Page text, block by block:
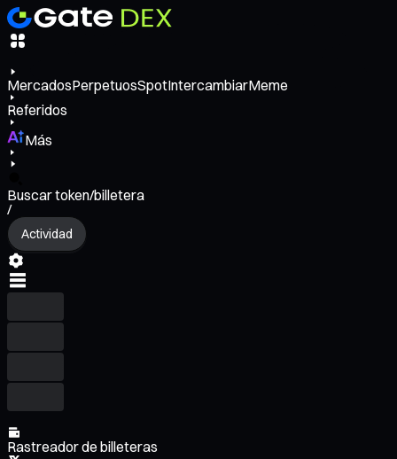
MercadosPerpetuosSpotIntercambiarMeme
Referidos
Más
Buscar token/billetera
/
Actividad
Rastreador de billeteras